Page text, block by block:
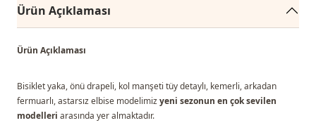
Ürün Açıklaması
Ürün Açıklaması
Bisiklet yaka, önü drapeli, kol manşeti tüy detaylı, kemerli, arkadan
fermuarlı, astarsız elbise modelimizyeni sezonun en çok sevilen
modelleri arasında yer almaktadır.